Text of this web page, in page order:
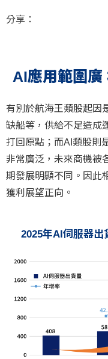
分享 ：
AI應用範圍廣
有別於航海王類股起因
缺船等，供給不足造成
打回原點；而AI類股則
非常廣泛，未來商機被
期發展明顯不同。因此
獲利展望正向。
2025年AI伺服器出